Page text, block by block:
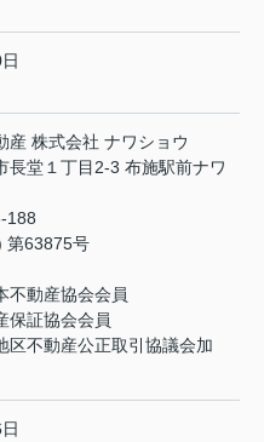
産 株式会社 ナワショウ
長堂１丁目2-3 布施駅前ナワ
188
第63875号
不動産協会会員
保証協会会員
区不動産公正取引協議会加